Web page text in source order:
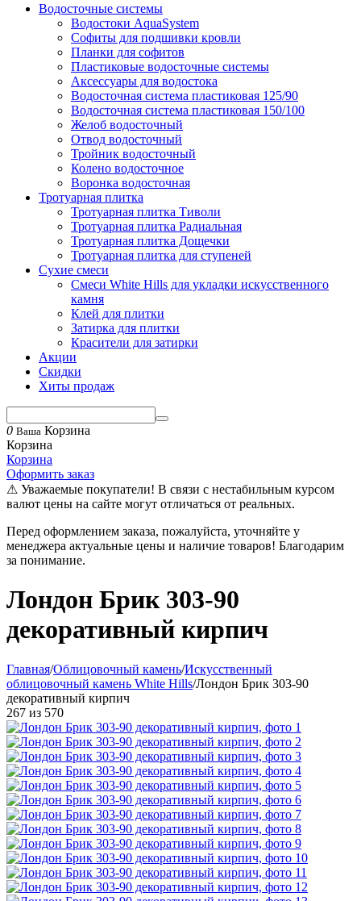
Водосточные системы
Водостоки AquaSystem
Софиты для подшивки кровли
Планки для софитов
Пластиковые водосточные системы
Аксессуары для водостока
Водосточная система пластиковая 125/90
Водосточная система пластиковая 150/100
Желоб водосточный
Отвод водосточный
Тройник водосточный
Колено водосточное
Воронка водосточная
Тротуарная плитка
Тротуарная плитка Тиволи
Тротуарная плитка Радиальная
Тротуарная плитка Дощечки
Тротуарная плитка для ступеней
Сухие смеси
Смеси White Hills для укладки искусственного
камня
Клей для плитки
Затирка для плитки
Красители для затирки
Акции
Скидки
Хиты продаж
0 Ваша Корзина
Корзина
Корзина
Оформить заказ
⚠ Уважаемые покупатели! В связи с нестабильным курсом
валют цены на сайте могут отличаться от реальных.
Перед оформлением заказа, пожалуйста, уточняйте у
менеджера актуальные цены и наличие товаров! Благодарим
за понимание.
Лондон Брик 303-90
декоративный кирпич
Главная/Облицовочный камень/Искусственный
облицовочный камень White Hills/Лондон Брик 303-90
декоративный кирпич
267 из 570